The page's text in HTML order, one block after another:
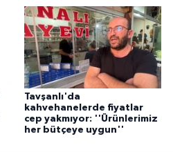
Tavşanlı'da
kahvehanelerde fiyatlar
cep yakmıyor: ''Ürünlerimiz
her bütçeye uygun''